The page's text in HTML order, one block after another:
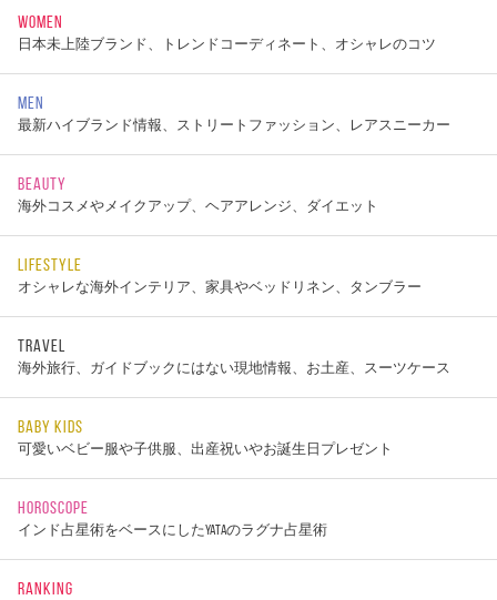
WOMEN
日本未上陸ブランド、トレンドコーディネート、オシャレのコツ
MEN
最新ハイブランド情報、ストリートファッション、レアスニーカー
BEAUTY
海外コスメやメイクアップ、ヘアアレンジ、ダイエット
LIFESTYLE
オシャレな海外インテリア、家具やベッドリネン、タンブラー
TRAVEL
海外旅行、ガイドブックにはない現地情報、お土産、スーツケース
BABY KIDS
可愛いベビー服や子供服、出産祝いやお誕生日プレゼント
HOROSCOPE
インド占星術をベースにしたYATAのラグナ占星術
RANKING